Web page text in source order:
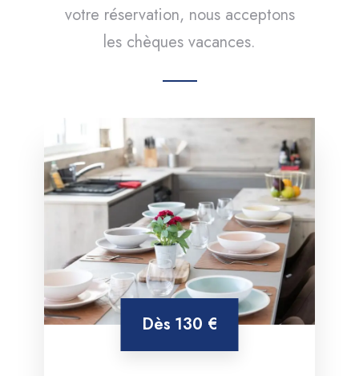
votre réservation, nous acceptons
les chèques vacances.
Dès 130 €